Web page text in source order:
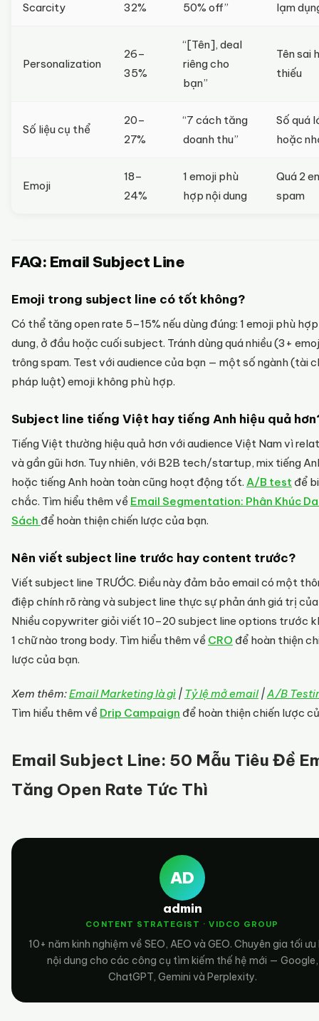
Scarcity
32%
50% off”
lạm
Personalization
26–
35%
“[Tên], deal
riêng cho
bạn”
Tên sai
thiếu
Số liệu cụ thể
20–
27%
“7 cách tăng
doanh thu”
Số quá
hoặc
Emoji
18–
24%
1 emoji phù
hợp nội dung
Quá 2
spam
FAQ: Email Subject Line
Emoji trong subject line có tốt không?
Có thể tăng open rate 5–15% nếu dùng đúng: 1 emoji phù
dung, ở đầu hoặc cuối subject. Tránh dùng quá nhiều (3+
trông spam. Test với audience của bạn — một số ngành (tài
pháp luật) emoji không phù hợp.
Subject line tiếng Việt hay tiếng Anh hiệu quả
Tiếng Việt thường hiệu quả hơn với audience Việt Nam vì
và gần gũi hơn. Tuy nhiên, với B2B tech/startup, mix tiếng
hoặc tiếng Anh hoàn toàn cũng hoạt động tốt. A/B test để
chắc. Tìm hiểu thêm về Email Segmentation: Phân Khúc
Sách để hoàn thiện chiến lược của bạn.
Nên viết subject line trước hay content trước?
Viết subject line TRƯỚC. Điều này đảm bảo email có một
điệp chính rõ ràng và subject line thực sự phản ánh giá trị
Nhiều copywriter giỏi viết 10–20 subject line options trước
1 chữ nào trong body. Tìm hiểu thêm về CRO để hoàn thiện
lược của bạn.
Xem thêm:Email Marketing là gì | Tỷ lệ mở email|A/B
Tìm hiểu thêm về Drip Campaign để hoàn thiện chiến lược
Email Subject Line: 50 Mẫu Tiêu Đề
Tăng Open Rate Tức Thì
AD
admin
CONTENT STRATEGIST · VIDCO GROUP
10+ năm kinh nghiệm về SEO, AEO và GEO. Chuyên gia tối ưu
nội dung cho các công cụ tìm kiếm thế hệ mới — Google,
ChatGPT, Gemini và Perplexity.